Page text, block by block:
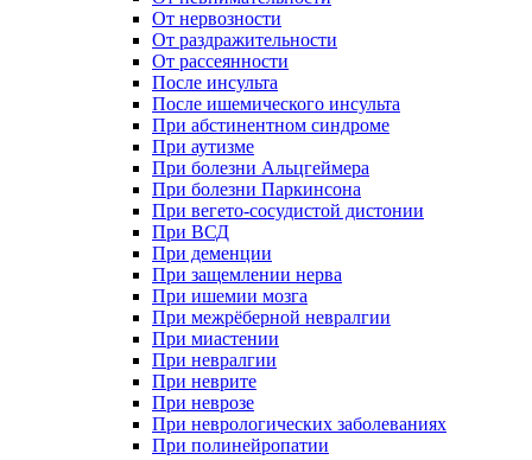
От нервозности
От раздражительности
От рассеянности
После инсульта
После ишемического инсульта
При абстинентном синдроме
При аутизме
При болезни Альцгеймера
При болезни Паркинсона
При вегето-сосудистой дистонии
При ВСД
При деменции
При защемлении нерва
При ишемии мозга
При межрёберной невралгии
При миастении
При невралгии
При неврите
При неврозе
При неврологических заболеваниях
При полинейропатии